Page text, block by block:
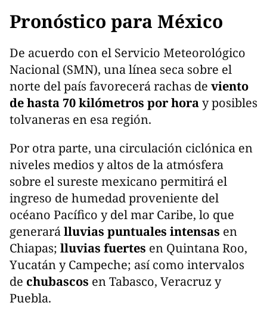
Pronóstico para México
De acuerdo con el Servicio Meteorológico
Nacional (SMN), una línea seca sobre el
norte del país favorecerá rachas de viento
de hasta 70 kilómetros por horay posibles
tolvaneras en esa región.
Por otra parte, una circulación ciclónica en
niveles medios y altos de la atmósfera
sobre el sureste mexicano permitirá el
ingreso de humedad proveniente del
océano Pacífico y del mar Caribe, lo que
generarálluvias puntuales intensas en
Chiapas; lluvias fuertes en Quintana Roo,
Yucatán y Campeche; así como intervalos
de chubascos en Tabasco, Veracruz y
Puebla.